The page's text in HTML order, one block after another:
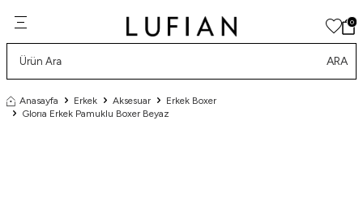
0
ARA
Anasayfa Erkek Aksesuar
Erkek Boxer
Glorıa Erkek Pamuklu Boxer Beyaz